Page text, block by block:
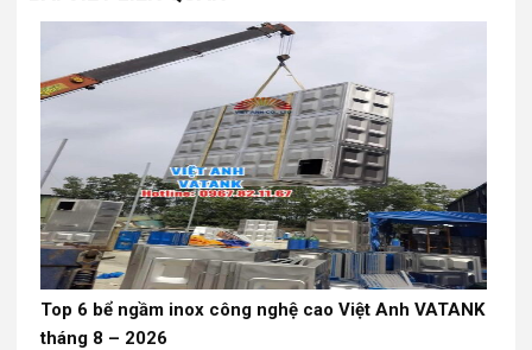
Top 6 bể ngầm inox công nghệ cao Việt Anh VATANK
tháng 8 – 2026